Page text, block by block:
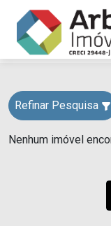
Refinar Pesquisa
Nenhum imóvel